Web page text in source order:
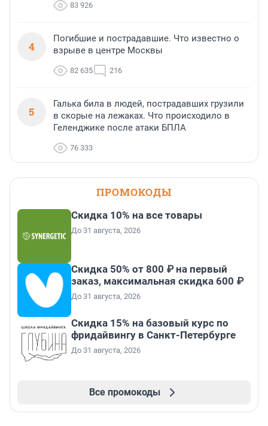
83 926
4
Погибшие и пострадавшие. Что известно о
взрыве в центре Москвы
82 635 216
5
Галька била в людей, пострадавших грузили
в скорые на лежаках. Что происходило в
Геленджике после атаки БПЛА
76 333
ПРОМОКОДЫ
Скидка 10% на все товары
До 31 августа, 2026
Скидка 50% от 800 ₽ на первый
заказ, максимальная скидка 600 ₽
До 31 августа, 2026
Скидка 15% на базовый курс по
фридайвингу в Санкт-Петербурге
До 31 августа, 2026
Все промокоды